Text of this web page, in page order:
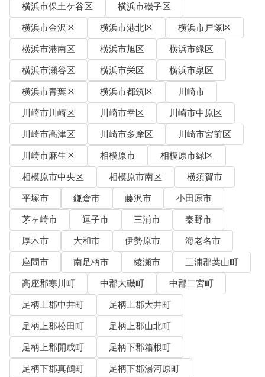
横浜市保土ケ谷区
横浜市磯子区
横浜市金沢区
横浜市港北区
横浜市戸塚区
横浜市港南区
横浜市旭区
横浜市緑区
横浜市瀬谷区
横浜市栄区
横浜市泉区
横浜市青葉区
横浜市都筑区
川崎市
川崎市川崎区
川崎市幸区
川崎市中原区
川崎市高津区
川崎市多摩区
川崎市宮前区
川崎市麻生区
相模原市
相模原市緑区
相模原市中央区
相模原市南区
横須賀市
平塚市
鎌倉市 藤沢市
小田原市
茅ヶ崎市
逗子市 三浦市
秦野市
厚木市
大和市 伊勢原市
海老名市
座間市
南足柄市 綾瀬市
三浦郡葉山町
高座郡寒川町
中郡大磯町
中郡二宮町
足柄上郡中井町
足柄上郡大井町
足柄上郡松田町
足柄上郡山北町
足柄上郡開成町
足柄下郡箱根町
足柄下郡真鶴町
足柄下郡湯河原町